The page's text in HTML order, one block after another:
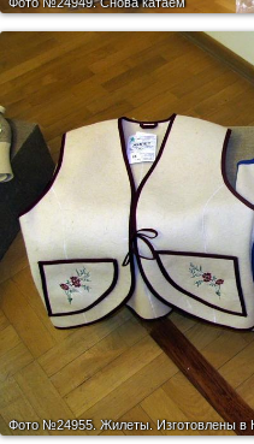
Фото №24955. Жилеты. Изготовлены в